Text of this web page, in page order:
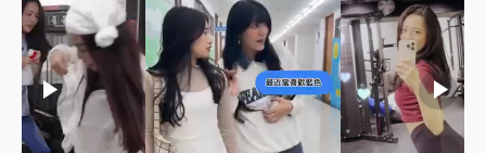
play_arrow play_arrow play_arrow